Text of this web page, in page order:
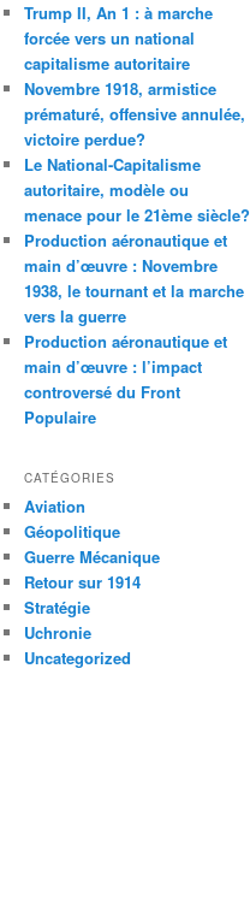
Trump II, An 1 : à marche
forcée vers un national
capitalisme autoritaire
Novembre 1918, armistice
prématuré, offensive annulée,
victoire perdue?
Le National-Capitalisme
autoritaire, modèle ou
menace pour le 21ème siècle?
Production aéronautique et
main d’œuvre : Novembre
1938, le tournant et la marche
vers la guerre
Production aéronautique et
main d’œuvre : l’impact
controversé du Front
Populaire
CATÉGORIES
Aviation
Géopolitique
Guerre Mécanique
Retour sur 1914
Stratégie
Uchronie
Uncategorized